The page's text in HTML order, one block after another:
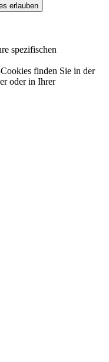
spezifischen
finden Sie in der
oder in Ihrer